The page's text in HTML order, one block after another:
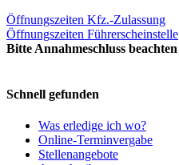
Öffnungszeiten Kfz.-Zulassung
Öffnungszeiten Führerscheinstelle
Bitte Annahmeschluss beachten
Schnell gefunden
Was erledige ich wo?
Online-Terminvergabe
Stellenangebote